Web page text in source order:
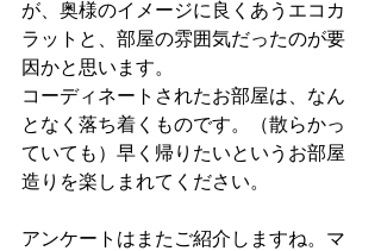
が、奥様のイメージに良くあうエコカ
ラットと、部屋の雰囲気だったのが要
因かと思います。
コーディネートされたお部屋は、なん
となく落ち着くものです。（散らかっ
ていても）早く帰りたいというお部屋
造りを楽しまれてください。
アンケートはまたご紹介しますね。マ